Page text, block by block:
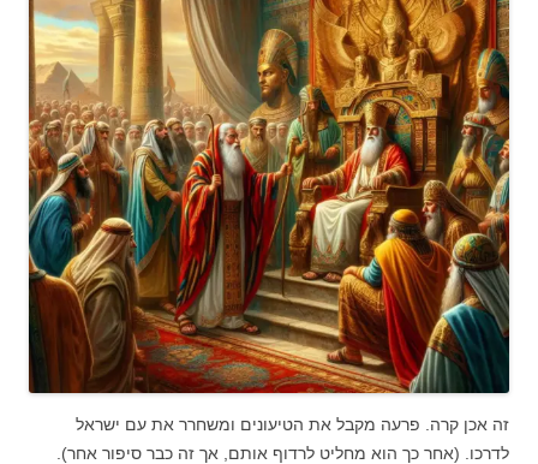
זה אכן קרה. פרעה מקבל את הטיעונים ומשחרר את עם ישראל
לדרכו. (אחר כך הוא מחליט לרדוף אותם, אך זה כבר סיפור אחר).